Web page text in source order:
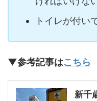
トイレが付い
▼参考記事はこちら
新千